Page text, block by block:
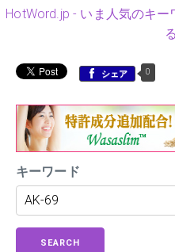
HotWord.jp - いま人気のキ
シェア 0
キーワード
SEARCH